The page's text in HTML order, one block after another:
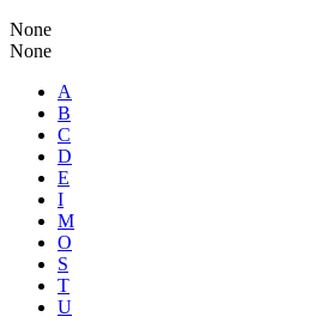
None
None
A
B
C
D
E
I
M
O
S
T
U